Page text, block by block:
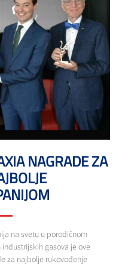
NAGRADE ZA
na svetu u porodičnom
gasova je ove
za najbolje rukovođenje